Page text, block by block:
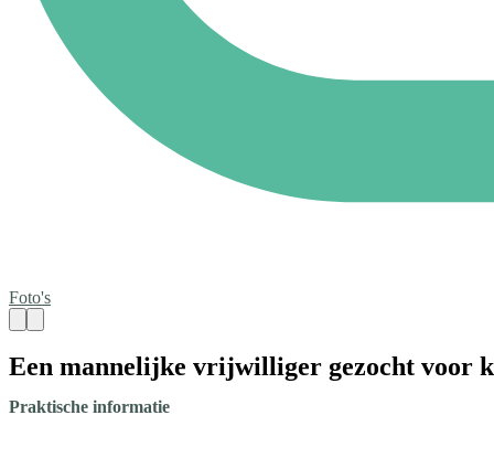
Foto's
Een mannelijke vrijwilliger gezocht voor
Praktische informatie